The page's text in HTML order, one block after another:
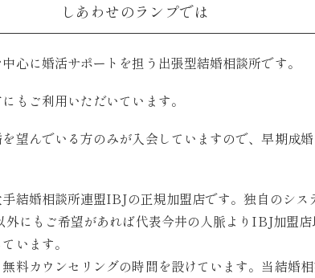
しあわせのランプでは
心に婚活サポートを担う出張型結婚相談所です。
もご利用いただいています。
望んでいる方のみが入会していますので、早期成
結婚相談所連盟IBJの正規加盟店です。独自のシス
にもご希望があれば代表今井の人脈よりIBJ加盟
います。
料カウンセリングの時間を設けています。当結婚